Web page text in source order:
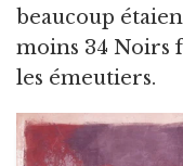
beaucoup
moins 34 Noirs
les émeutiers.